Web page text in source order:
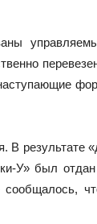
В результате
У» был отдан
сообщалось,